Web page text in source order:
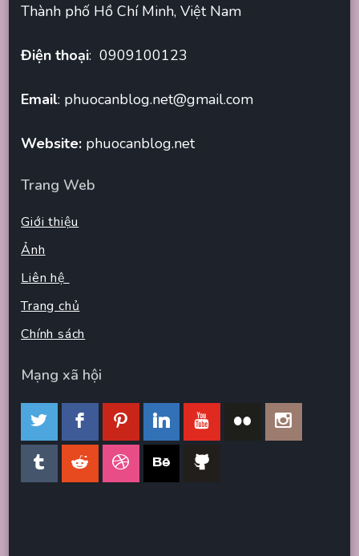
Thành phố Hồ Chí Minh, Việt Nam
Điện thoại: 0909100123
Email: phuocanblog.net@gmail.com
Website: phuocanblog.net
Trang Web
Giới thiệu
Ảnh
Liên hệ
Trang chủ
Chính sách
Mạng xã hội